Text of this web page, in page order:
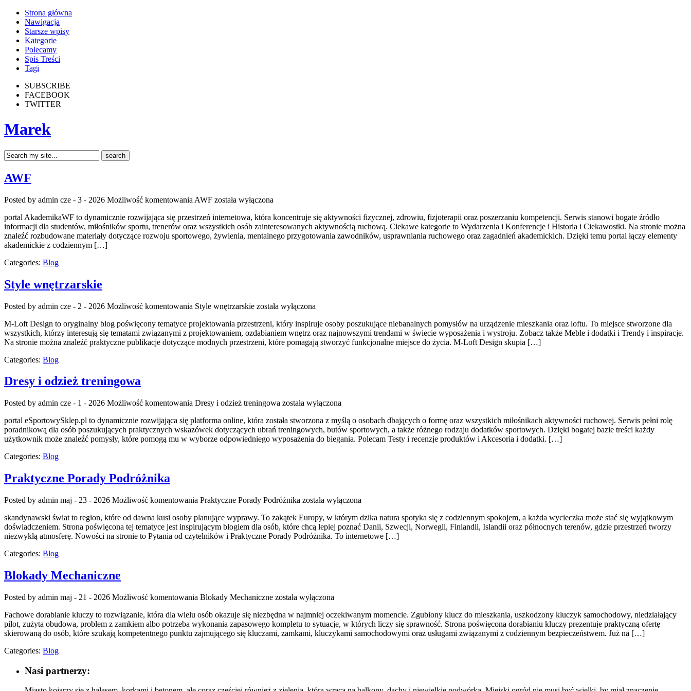
Strona główna
Nawigacja
Starsze wpisy
Kategorie
Polecamy
Spis Treści
Tagi
SUBSCRIBE
FACEBOOK
TWITTER
Marek
AWF
Posted by admin cze - 3 - 2026 Możliwość komentowania AWF została wyłączona
portal AkademikaWF to dynamicznie rozwijająca się przestrzeń internetowa, która koncentruje się aktywności fizycznej, zdrowiu, fizjoterapii oraz poszerzaniu kompetencji. Serwis stanowi bogate źródło
informacji dla studentów, miłośników sportu, trenerów oraz wszystkich osób zainteresowanych aktywnością ruchową. Ciekawe kategorie to Wydarzenia i Konferencje i Historia i Ciekawostki. Na stronie można
znaleźć rozbudowane materiały dotyczące rozwoju sportowego, żywienia, mentalnego przygotowania zawodników, usprawniania ruchowego oraz zagadnień akademickich. Dzięki temu portal łączy elementy
akademickie z codziennym […]
Categories: Blog
Style wnętrzarskie
Posted by admin cze - 2 - 2026 Możliwość komentowania Style wnętrzarskie została wyłączona
M-Loft Design to oryginalny blog poświęcony tematyce projektowania przestrzeni, który inspiruje osoby poszukujące niebanalnych pomysłów na urządzenie mieszkania oraz loftu. To miejsce stworzone dla
wszystkich, którzy interesują się tematami związanymi z projektowaniem, ozdabianiem wnętrz oraz najnowszymi trendami w świecie wyposażenia i wystroju. Zobacz także Meble i dodatki i Trendy i inspiracje.
Na stronie można znaleźć praktyczne publikacje dotyczące modnych przestrzeni, które pomagają stworzyć funkcjonalne miejsce do życia. M-Loft Design skupia […]
Categories: Blog
Dresy i odzież treningowa
Posted by admin cze - 1 - 2026 Możliwość komentowania Dresy i odzież treningowa została wyłączona
portal eSportowySklep.pl to dynamicznie rozwijająca się platforma online, która została stworzona z myślą o osobach dbających o formę oraz wszystkich miłośnikach aktywności ruchowej. Serwis pełni rolę
poradnikową dla osób poszukujących praktycznych wskazówek dotyczących ubrań treningowych, butów sportowych, a także różnego rodzaju dodatków sportowych. Dzięki bogatej bazie treści każdy
użytkownik może znaleźć pomysły, które pomogą mu w wyborze odpowiedniego wyposażenia do biegania. Polecam Testy i recenzje produktów i Akcesoria i dodatki. […]
Categories: Blog
Praktyczne Porady Podróżnika
Posted by admin maj - 23 - 2026 Możliwość komentowania Praktyczne Porady Podróżnika została wyłączona
skandynawski świat to region, które od dawna kusi osoby planujące wyprawy. To zakątek Europy, w którym dzika natura spotyka się z codziennym spokojem, a każda wycieczka może stać się wyjątkowym
doświadczeniem. Strona poświęcona tej tematyce jest inspirującym blogiem dla osób, które chcą lepiej poznać Danii, Szwecji, Norwegii, Finlandii, Islandii oraz północnych terenów, gdzie przestrzeń tworzy
niezwykłą atmosferę. Nowości na stronie to Pytania od czytelników i Praktyczne Porady Podróżnika. To internetowe […]
Categories: Blog
Blokady Mechaniczne
Posted by admin maj - 21 - 2026 Możliwość komentowania Blokady Mechaniczne została wyłączona
Fachowe dorabianie kluczy to rozwiązanie, która dla wielu osób okazuje się niezbędna w najmniej oczekiwanym momencie. Zgubiony klucz do mieszkania, uszkodzony kluczyk samochodowy, niedziałający
pilot, zużyta obudowa, problem z zamkiem albo potrzeba wykonania zapasowego kompletu to sytuacje, w których liczy się sprawność. Strona poświęcona dorabianiu kluczy prezentuje praktyczną ofertę
skierowaną do osób, które szukają kompetentnego punktu zajmującego się kluczami, zamkami, kluczykami samochodowymi oraz usługami związanymi z codziennym bezpieczeństwem. Już na […]
Categories: Blog
Nasi partnerzy: